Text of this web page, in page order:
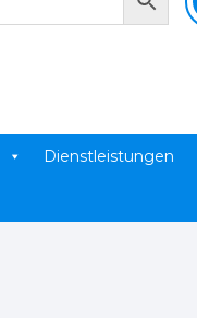
Dienstleistungen